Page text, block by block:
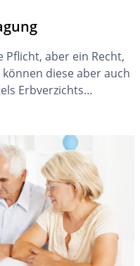
Pflicht, aber ein Recht,
diese aber auch
Erbverzichts
Nachlass
Erbschaft.